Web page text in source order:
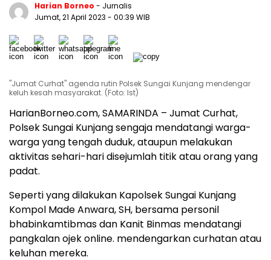
Harian Borneo - Jurnalis
Jumat, 21 April 2023 - 00:39 WIB
"Jumat Curhat" agenda rutin Polsek Sungai Kunjang mendengar
keluh kesah masyarakat. (Foto: Ist)
HarianBorneo.com, SAMARINDA – Jumat Curhat,
Polsek Sungai Kunjang sengaja mendatangi warga-
warga yang tengah duduk, ataupun melakukan
aktivitas sehari-hari disejumlah titik atau orang yang
padat.
Seperti yang dilakukan Kapolsek Sungai Kunjang
Kompol Made Anwara, SH, bersama personil
bhabinkamtibmas dan Kanit Binmas mendatangi
pangkalan ojek online. mendengarkan curhatan atau
keluhan mereka.